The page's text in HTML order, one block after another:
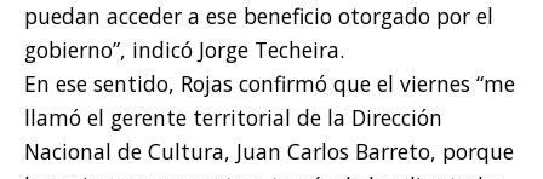
puedan acceder a ese beneficio otorgado por el
gobierno”, indicó Jorge Techeira.
En ese sentido, Rojas confirmó que el viernes “me
llamó el gerente territorial de la Dirección
Nacional de Cultura, Juan Carlos Barreto, porque